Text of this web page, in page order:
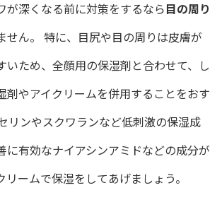
が深くなる前に対策をするなら目の周り
せん。 特に、目尻や目の周りは皮膚が
いため、全顔用の保湿剤と合わせて、し
剤やアイクリームを併用することをおす
リンやスクワランなど低刺激の保湿成
に有効なナイアシンアミドなどの成分が
ームで保湿をしてあげましょう。